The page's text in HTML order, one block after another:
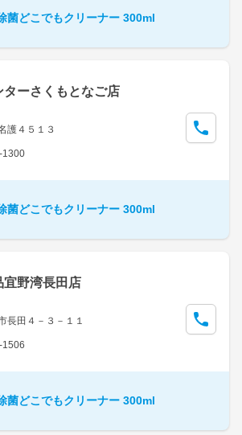
菌どこでもクリーナー 300ml
ターさくもとなご店
護４５１３
1300
菌どこでもクリーナー 300ml
宜野湾長田店
長田４－３－１１
1506
菌どこでもクリーナー 300ml